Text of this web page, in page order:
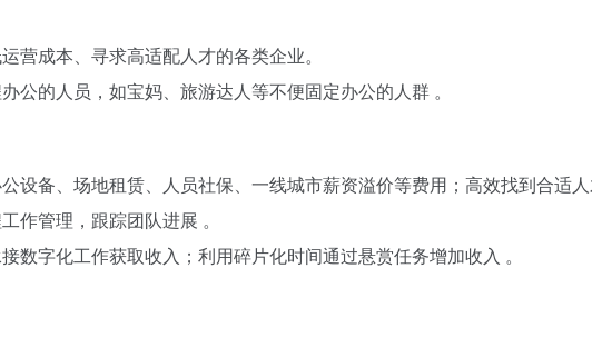
营成本、寻求高适配人才的各类企业。​
公的人员，如宝妈、旅游达人等不便固定办公的人群 。​
设备、场地租赁、人员社保、一线城市薪资溢价等费用；高效找到合适
作管理，跟踪团队进展 。​
数字化工作获取收入；利用碎片化时间通过悬赏任务增加收入 。​